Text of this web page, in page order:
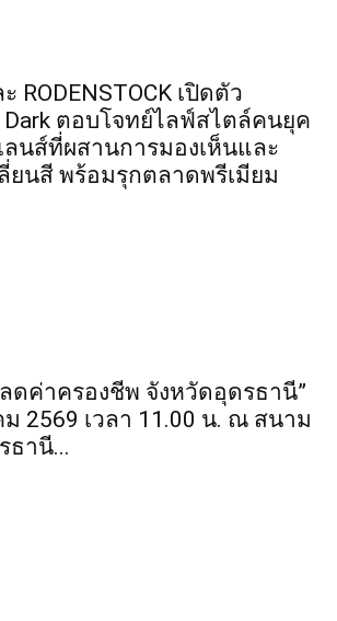
RODENSTOCK เปิดตัว
ตอบโจทย์ไลฟ์สไตล์คนยุค
ลนส์ที่ผสานการมองเห็นและ
ยนสี พร้อมรุกตลาดพรีเมียม
ดค่าครองชีพ จังหวัดอุดรธานี”
2569 เวลา 11.00 น. ณ สนาม
ธานี...